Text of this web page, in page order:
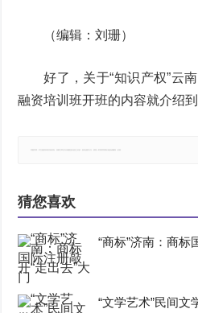
（编辑：刘珊）
好了，关于“知识产权”云
融资培训班开班的内容就介绍到
猜您喜欢
“商标”济南：商标
“文学艺术”民间文